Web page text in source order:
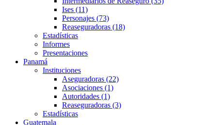
Ises (11)
Personajes (73)
Reaseguradoras (18)
Estadísticas
Informes
Presentaciones
Panamá
Instituciones
Aseguradoras (22)
Asociaciones (1)
Autoridades (1)
Reaseguradoras (3)
Estadísticas
Guatemala